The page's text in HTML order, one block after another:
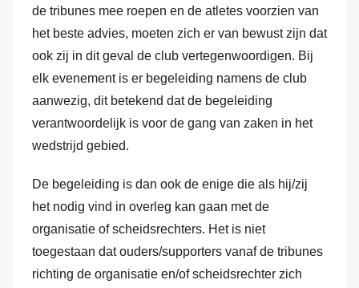
de tribunes mee roepen en de atletes voorzien van
het beste advies, moeten zich er van bewust zijn dat
ook zij in dit geval de club vertegenwoordigen. Bij
elk evenement is er begeleiding namens de club
aanwezig, dit betekend dat de begeleiding
verantwoordelijk is voor de gang van zaken in het
wedstrijd gebied.
De begeleiding is dan ook de enige die als hij/zij
het nodig vind in overleg kan gaan met de
organisatie of scheidsrechters. Het is niet
toegestaan dat ouders/supporters vanaf de tribunes
richting de organisatie en/of scheidsrechter zich